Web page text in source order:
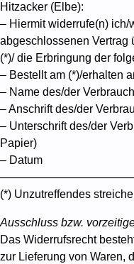
Hitzacker (Elbe):
– Hiermit widerrufe(n) ich/
abgeschlossenen Vertrag
(*)/ die Erbringung der
– Bestellt am (*)/erhalten
– Name des/der
– Anschrift des/der
– Unterschrift des/der
Papier)
– Datum
(*) Unzutreffendes
Ausschluss bzw.
Das Widerrufsrecht
zur Lieferung von Waren,